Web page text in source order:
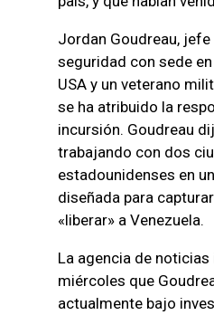
Jordan Goudreau,
seguridad con sede
USA y un veterano
se ha atribuido la
incursión. Goudreau
trabajando con dos
estadounidenses en
diseñada para
«liberar» a Venezuela.
La agencia de
miércoles que
actualmente bajo